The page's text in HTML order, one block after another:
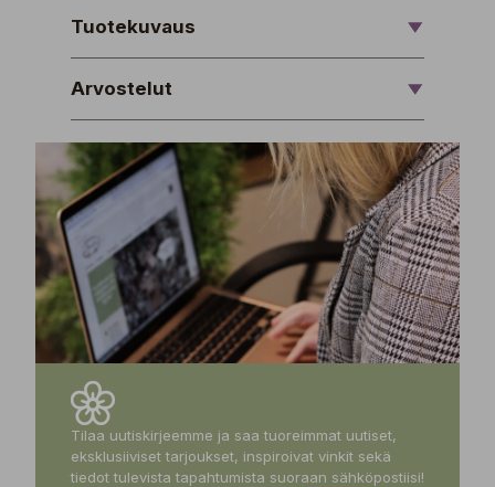
Tuotekuvaus
Arvostelut
Tilaa uutiskirjeemme ja saa tuoreimmat uutiset,
eksklusiiviset tarjoukset, inspiroivat vinkit sekä
tiedot tulevista tapahtumista suoraan sähköpostiisi!